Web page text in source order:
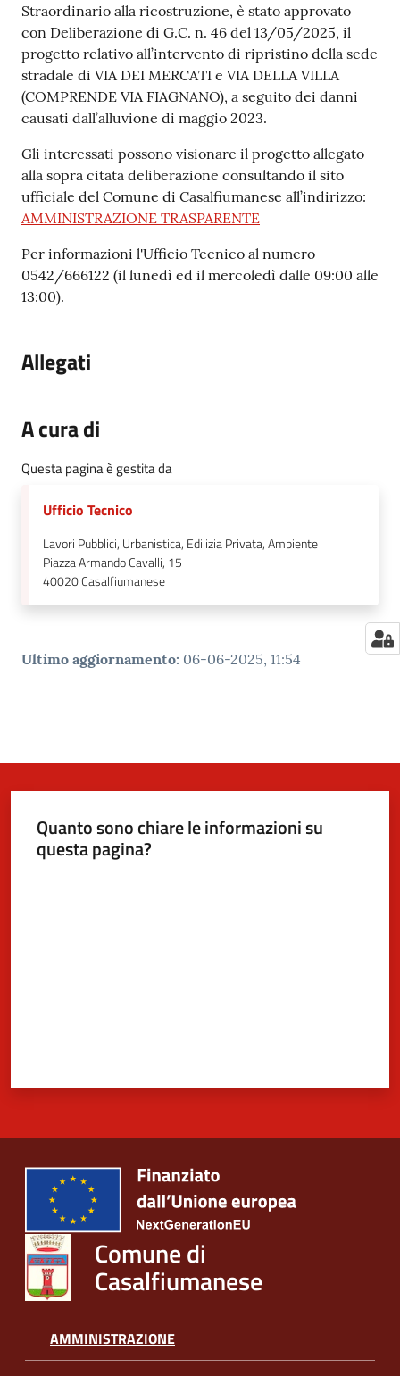
Straordinario alla ricostruzione, è stato approvato
con Deliberazione di G.C. n. 46 del 13/05/2025, il
progetto relativo all’intervento di ripristino della sede
stradale di VIA DEI MERCATI e VIA DELLA VILLA
(COMPRENDE VIA FIAGNANO), a seguito dei danni
causati dall’alluvione di maggio 2023.
Gli interessati possono visionare il progetto allegato
alla sopra citata deliberazione consultando il sito
ufficiale del Comune di Casalfiumanese all’indirizzo:
AMMINISTRAZIONE TRASPARENTE
Per informazioni l'Ufficio Tecnico al numero
0542/666122 (il lunedì ed il mercoledì dalle 09:00 alle
13:00).
Allegati
A cura di
Questa pagina è gestita da
Ufficio Tecnico
Lavori Pubblici, Urbanistica, Edilizia Privata, Ambiente
Piazza Armando Cavalli, 15
40020Casalfiumanese
Ultimo aggiornamento: 06-06-2025, 11:54
Quanto sono chiare le informazioni su
questa pagina?
Comune di
Casalfiumanese
AMMINISTRAZIONE